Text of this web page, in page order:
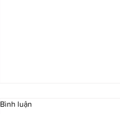
Bình luận